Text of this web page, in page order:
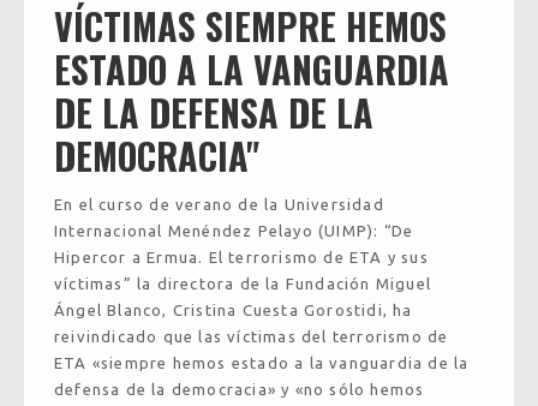
VÍCTIMAS SIEMPRE HEMOS
ESTADO A LA VANGUARDIA
DE LA DEFENSA DE LA
DEMOCRACIA"
En el curso de verano de la Universidad
Internacional Menéndez Pelayo (UIMP): “De
Hipercor a Ermua. El terrorismo de ETA y sus
víctimas” la directora de la Fundación Miguel
Ángel Blanco, Cristina Cuesta Gorostidi, ha
reivindicado que las víctimas del terrorismo de
ETA «siempre hemos estado a la vanguardia de la
defensa de la democracia» y «no sólo hemos